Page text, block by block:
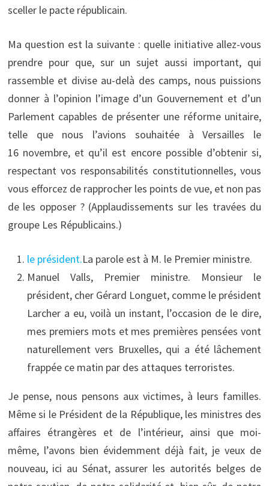
sceller le pacte républicain.
Ma question est la suivante : quelle initiative allez-vous
prendre pour que, sur un sujet aussi important, qui
rassemble et divise au-delà des camps, nous puissions
donner à l’opinion l’image d’un Gouvernement et d’un
Parlement capables de présenter une réforme unitaire,
telle que nous l’avions souhaitée à Versailles le
16 novembre, et qu’il est encore possible d’obtenir si,
respectant vos responsabilités constitutionnelles, vous
vous efforcez de rapprocher les points de vue, et non pas
de les opposer ? (Applaudissements sur les travées du
groupe Les Républicains.)
le président.La parole est à M. le Premier ministre.
Manuel Valls, Premier ministre. Monsieur le
président, cher Gérard Longuet, comme le président
Larcher a eu, voilà un instant, l’occasion de le dire,
mes premiers mots et mes premières pensées vont
naturellement vers Bruxelles, qui a été lâchement
frappée ce matin par des attaques terroristes.
Je pense, nous pensons aux victimes, à leurs familles.
Même si le Président de la République, les ministres des
affaires étrangères et de l’intérieur, ainsi que moi-
même, l’avons bien évidemment déjà fait, je veux de
nouveau, ici au Sénat, assurer les autorités belges de